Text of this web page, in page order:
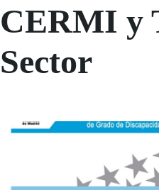
CERMI y
Sector